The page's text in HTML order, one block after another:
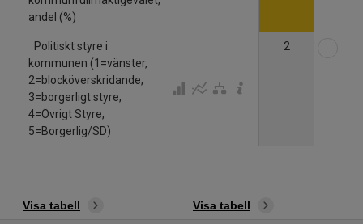
andel (%)
Politiskt styre i
kommunen (1=vänster,
2=blocköverskridande,
3=borgerligt styre,
4=Övrigt Styre,
5=Borgerlig/SD)
2
Visa tabell Visa tabell